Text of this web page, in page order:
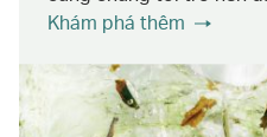
Khám phá thêm